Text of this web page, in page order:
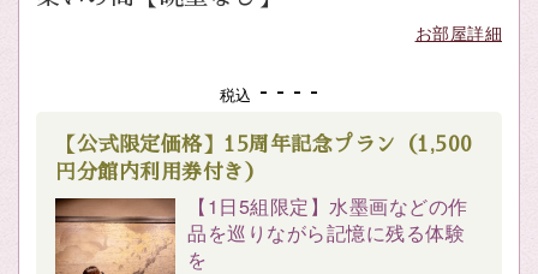
お部屋詳細
税込 - - - -
【公式限定価格】15周年記念プラン（1,500
円分館内利用券付き）
【1日5組限定】水墨画などの作
品を巡りながら記憶に残る体験
を